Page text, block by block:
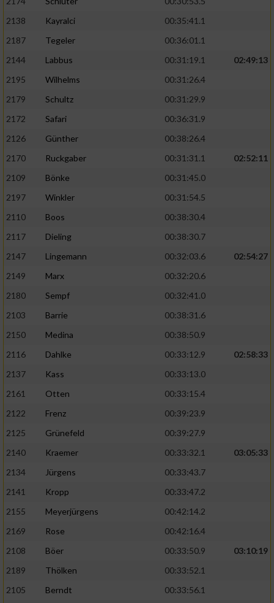
2138
Kayralci
00:35:41.1
2187
Tegeler
00:36:01.1
2144
Labbus 00:31:19.1
02:49:13
2195
Wilhelms
00:31:26.4
2179
Schultz
00:31:29.9
2172
Safari
00:36:31.9
2126
Günther
00:38:26.4
2170
Ruckgaber 00:31:31.1
02:52:11
2109
Bönke
00:31:45.0
2197
Winkler
00:31:54.5
2110
Boos
00:38:30.4
2117
Dieling
00:38:30.7
2147
Lingemann 00:32:03.6
02:54:27
2149
Marx
00:32:20.6
2180
Sempf
00:32:41.0
2103
Barrie
00:38:31.6
2150
Medina
00:38:50.9
2116
Dahlke 00:33:12.9
02:58:33
2137
Kass
00:33:13.0
2161
Otten
00:33:15.4
2122
Frenz
00:39:23.9
2125
Grünefeld
00:39:27.9
2140
Kraemer 00:33:32.1
03:05:33
2134
Jürgens
00:33:43.7
2141
Kropp
00:33:47.2
2155
Meyerjürgens
00:42:14.2
2169
Rose
00:42:16.4
2108
Böer 00:33:50.9
03:10:19
2189
Thölken
00:33:52.1
2105
Berndt 00:33:56.1